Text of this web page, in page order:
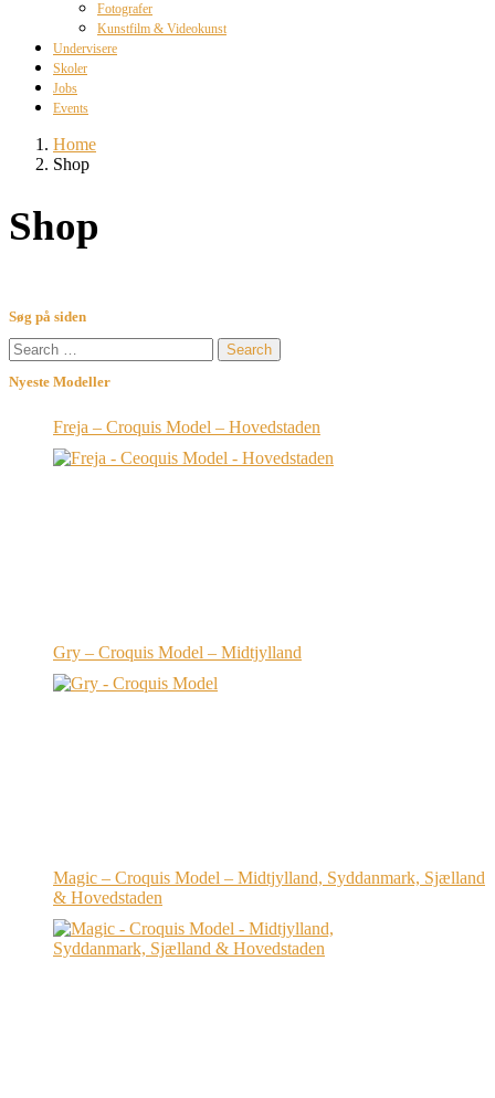
Fotografer
Kunstfilm & Videokunst
Undervisere
Skoler
Jobs
Events
Home
Shop
Shop
Søg på siden
Search
for:
Nyeste Modeller
Freja – Croquis Model – Hovedstaden
Gry – Croquis Model – Midtjylland
Magic – Croquis Model – Midtjylland, Syddanmark, Sjælland
& Hovedstaden